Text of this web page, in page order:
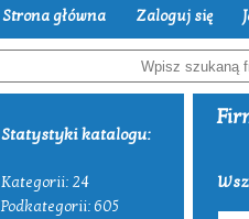
Strona główna Zaloguj się
Statystyki katalogu:
Kategorii: 24
Podkategorii: 605